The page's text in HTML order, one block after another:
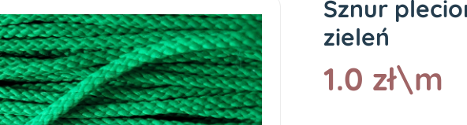
Sznur
zieleń
1.0 zł\m